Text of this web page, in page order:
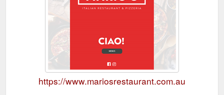
https://www.mariosrestaurant.com.au